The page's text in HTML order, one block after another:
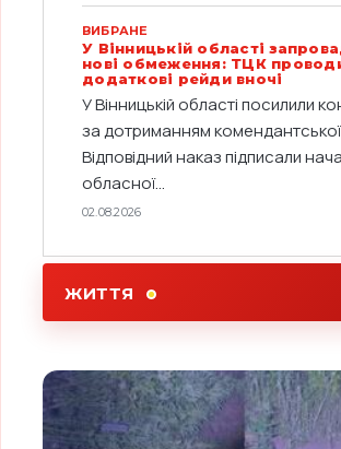
ВИБРАНЕ
У Вінницькій області
нові обмеження: ТЦК
додаткові рейди вночі
У Вінницькій області посилили
за дотриманням
Відповідний наказ підписали
обласної...
02.08.2026
ЖИТТЯ